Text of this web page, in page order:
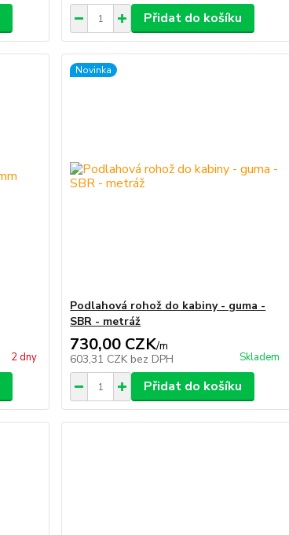
Přidat do košíku
2 dny
Novinka
Podlahová rohož do kabiny - guma -
SBR - metráž
730,00 CZK/m
603,31 CZK bez DPH Skladem
Přidat do košíku